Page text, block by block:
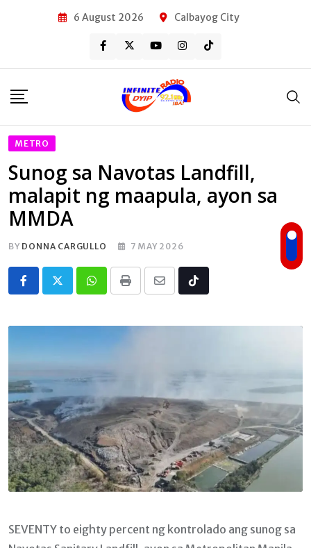
6 August 2026 Calbayog City
METRO
Sunog sa Navotas Landfill,
malapit ng maapula, ayon sa
MMDA
BY DONNA CARGULLO 7 MAY 2026
Whatsapp
Print
Share
Email
Tiktok
SEVENTY to eighty percent ng kontrolado ang sunog sa